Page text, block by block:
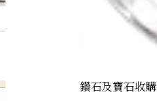
鑽石及寶石收購